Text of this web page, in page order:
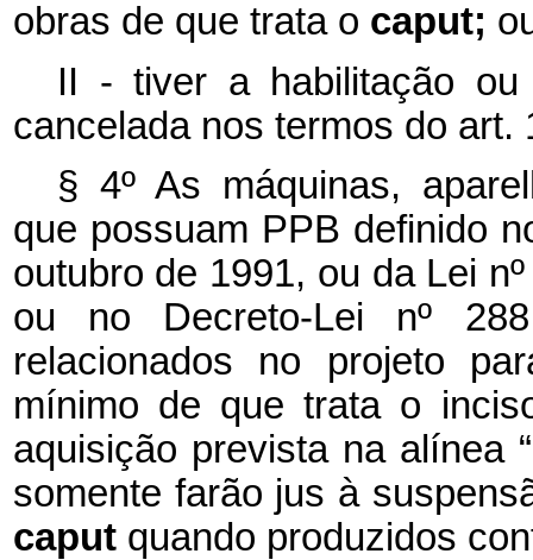
obras de que trata o caput;
II - tiver a habilitação ou
cancelada nos termos do art.
§ 4º As máquinas,
que possuam PPB definido
outubro de 1991, ou da Lei
ou no Decreto-Lei nº
relacionados no projeto
mínimo de que trata o
aquisição prevista na alínea
somente farão jus à
caput quando produzidos